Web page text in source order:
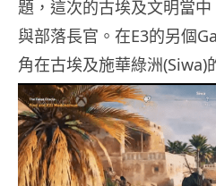
題，這次的古埃及文明當
與部落長官。在E3的另個
角在古埃及施華綠洲(Siwa)